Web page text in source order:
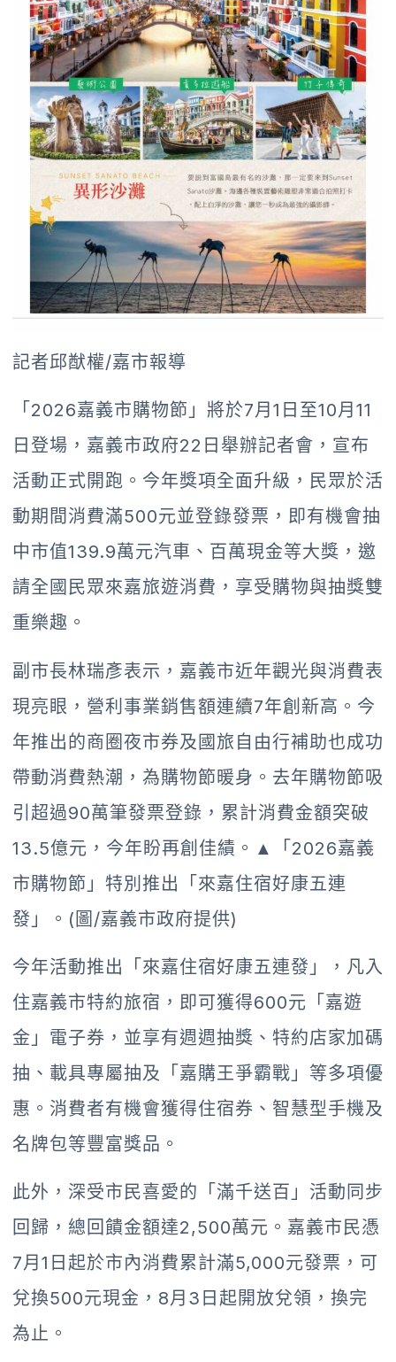
記者邱猷權/嘉市報導
「2026嘉義市購物節」將於7月1日至10月11
日登場，嘉義市政府22日舉辦記者會，宣布
活動正式開跑。今年獎項全面升級，民眾於活
動期間消費滿500元並登錄發票，即有機會抽
中市值139.9萬元汽車、百萬現金等大獎，邀
請全國民眾來嘉旅遊消費，享受購物與抽獎雙
重樂趣。
副市長林瑞彥表示，嘉義市近年觀光與消費表
現亮眼，營利事業銷售額連續7年創新高。今
年推出的商圈夜市券及國旅自由行補助也成功
帶動消費熱潮，為購物節暖身。去年購物節吸
引超過90萬筆發票登錄，累計消費金額突破
13.5億元，今年盼再創佳績。 ▲「2026嘉義
市購物節」特別推出「來嘉住宿好康五連
發」。(圖/嘉義市政府提供)
今年活動推出「來嘉住宿好康五連發」，凡入
住嘉義市特約旅宿，即可獲得600元「嘉遊
金」電子券，並享有週週抽獎、特約店家加碼
抽、載具專屬抽及「嘉購王爭霸戰」等多項優
惠。消費者有機會獲得住宿券、智慧型手機及
名牌包等豐富獎品。
此外，深受市民喜愛的「滿千送百」活動同步
回歸，總回饋金額達2,500萬元。嘉義市民憑
7月1日起於市內消費累計滿5,000元發票，可
兌換500元現金，8月3日起開放兌領，換完
為止。